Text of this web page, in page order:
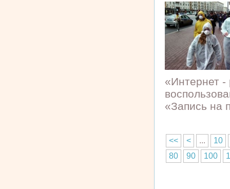
«Интернет
«Запись на
<< < ...
10
80
90 100